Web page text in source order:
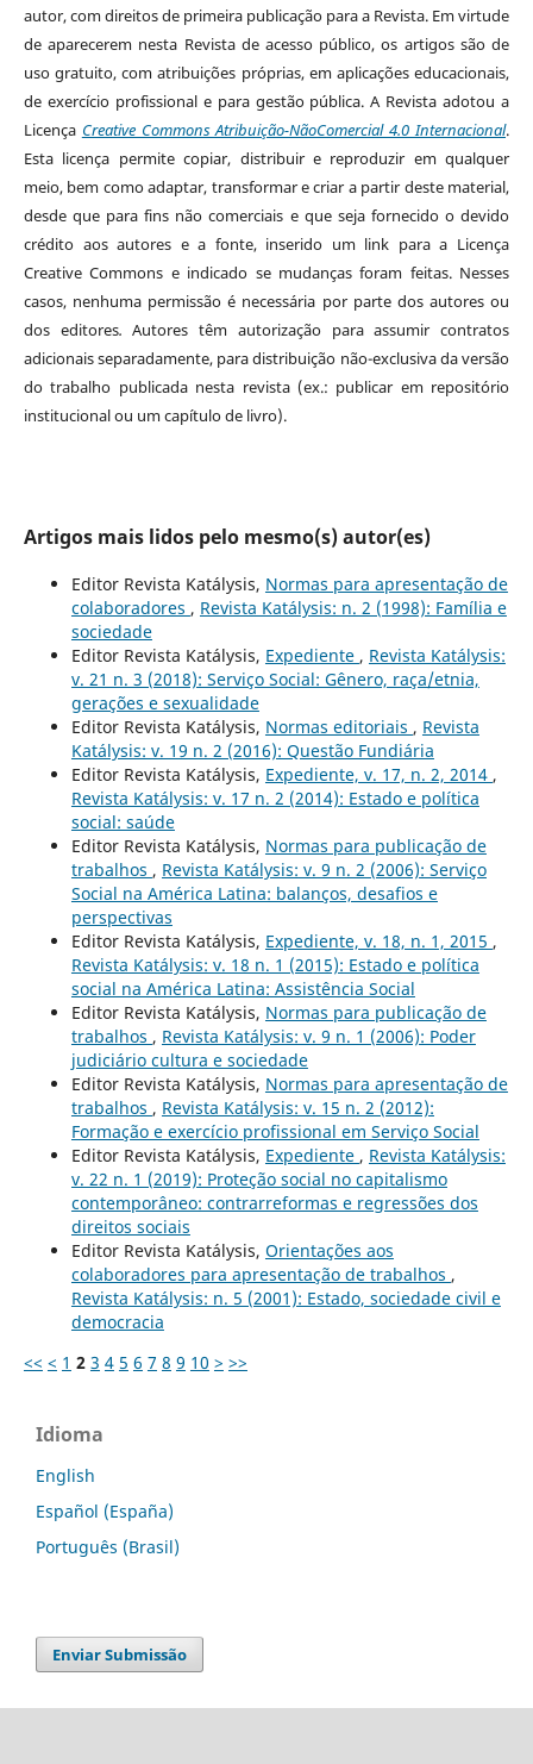
autor, com direitos de primeira publicação para a Revista. Em virtude
de aparecerem nesta Revista de acesso público, os artigos são de
uso gratuito, com atribuições próprias, em aplicações educacionais,
de exercício profissional e para gestão pública. A Revista adotou a
Licença Creative Commons Atribuição-NãoComercial 4.0 Internacional.
Esta licença permite copiar, distribuir e reproduzir em qualquer
meio, bem como adaptar, transformar e criar a partir deste material,
desde que para fins não comerciais e que seja fornecido o devido
crédito aos autores e a fonte, inserido um link para a Licença
Creative Commons e indicado se mudanças foram feitas. Nesses
casos, nenhuma permissão é necessária por parte dos autores ou
dos editores.Autores têm autorização para assumir contratos
adicionais separadamente, para distribuição não-exclusiva da versão
do trabalho publicada nesta revista (ex.: publicar em repositório
institucional ou um capítulo de livro).
Artigos mais lidos pelo mesmo(s) autor(es)
Editor Revista Katálysis, Normas para apresentação de
colaboradores , Revista Katálysis: n. 2 (1998): Família e
sociedade
Editor Revista Katálysis, Expediente , Revista Katálysis:
v. 21 n. 3 (2018): Serviço Social: Gênero, raça/etnia,
gerações e sexualidade
Editor Revista Katálysis, Normas editoriais , Revista
Katálysis: v. 19 n. 2 (2016): Questão Fundiária
Editor Revista Katálysis, Expediente, v. 17, n. 2, 2014 ,
Revista Katálysis: v. 17 n. 2 (2014): Estado e política
social: saúde
Editor Revista Katálysis, Normas para publicação de
trabalhos , Revista Katálysis: v. 9 n. 2 (2006): Serviço
Social na América Latina: balanços, desafios e
perspectivas
Editor Revista Katálysis, Expediente, v. 18, n. 1, 2015 ,
Revista Katálysis: v. 18 n. 1 (2015): Estado e política
social na América Latina: Assistência Social
Editor Revista Katálysis, Normas para publicação de
trabalhos , Revista Katálysis: v. 9 n. 1 (2006): Poder
judiciário cultura e sociedade
Editor Revista Katálysis, Normas para apresentação de
trabalhos , Revista Katálysis: v. 15 n. 2 (2012):
Formação e exercício profissional em Serviço Social
Editor Revista Katálysis, Expediente , Revista Katálysis:
v. 22 n. 1 (2019): Proteção social no capitalismo
contemporâneo: contrarreformas e regressões dos
direitos sociais
Editor Revista Katálysis, Orientações aos
colaboradores para apresentação de trabalhos ,
Revista Katálysis: n. 5 (2001): Estado, sociedade civil e
democracia
<< < 1 2 3 4 5 6 7 8 9 10 > >>
Idioma
English
Español (España)
Português (Brasil)
Enviar Submissão